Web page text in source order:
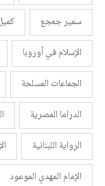
سمير جعجع
الإسلام في أوروبا
الجماعات المسلحة
الدراما المصرية
الرواية اللبنانية
الإمام المهدي الموعود